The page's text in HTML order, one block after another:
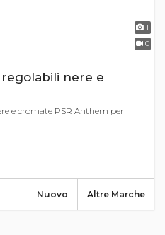
1
0
nere e
e cromate PSR Anthem per
Altre Marche
Nuovo